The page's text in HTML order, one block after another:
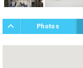
Photos